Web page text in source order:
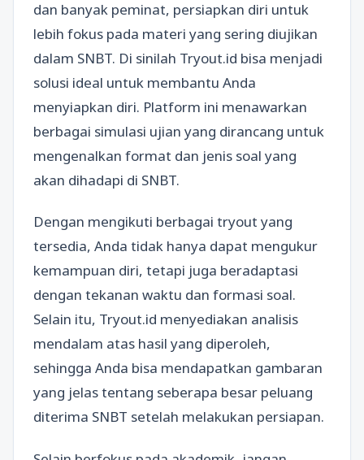
dan banyak peminat, persiapkan diri untuk
lebih fokus pada materi yang sering diujikan
dalam SNBT. Di sinilah Tryout.id bisa menjadi
solusi ideal untuk membantu Anda
menyiapkan diri. Platform ini menawarkan
berbagai simulasi ujian yang dirancang untuk
mengenalkan format dan jenis soal yang
akan dihadapi di SNBT.
Dengan mengikuti berbagai tryout yang
tersedia, Anda tidak hanya dapat mengukur
kemampuan diri, tetapi juga beradaptasi
dengan tekanan waktu dan formasi soal.
Selain itu, Tryout.id menyediakan analisis
mendalam atas hasil yang diperoleh,
sehingga Anda bisa mendapatkan gambaran
yang jelas tentang seberapa besar peluang
diterima SNBT setelah melakukan persiapan.